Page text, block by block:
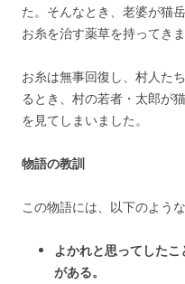
た。そんなとき、老婆が猫
お糸を治す薬草を持ってきま
お糸は無事回復し、村人た
るとき、村の若者・太郎が
を見てしまいました。
物語の教訓
この物語には、以下のよう
よかれと思ってした
がある。